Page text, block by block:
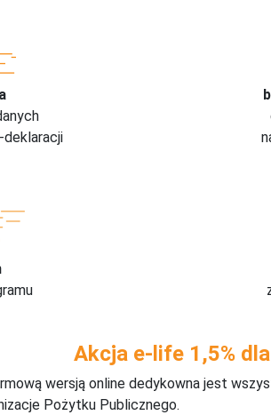
deklaracji
Akcja e-life 1,5%
wersją online dedykowna jest
Pożytku Publicznego.